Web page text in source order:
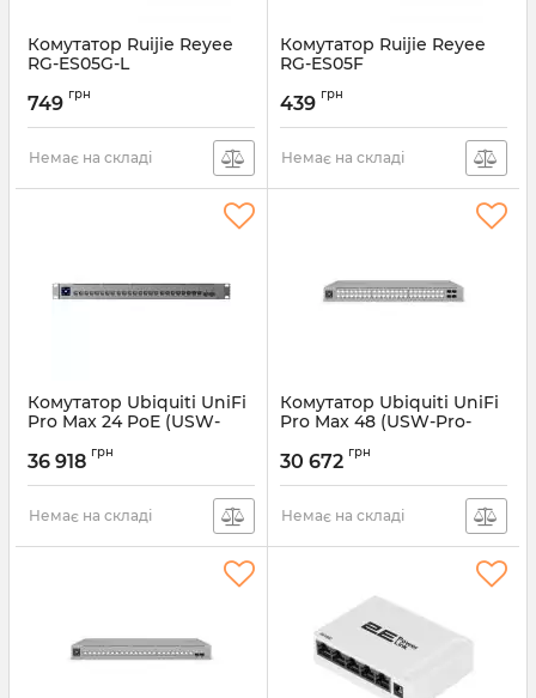
Комутатор Ruijie Reyee
RG-ES05G-L
749 грн
Немає на складі
Комутатор Ruijie Reyee
RG-ES05F
439 грн
Немає на складі
Комутатор Ubiquiti UniFi
Pro Max 24 PoE (USW-
Артикул: USW-Pro-Max-24-PoE
36 918 грн
Немає на складі
Комутатор Ubiquiti UniFi
Pro Max 48 (USW-Pro-
Артикул: USW-Pro-Max-48
30 672 грн
Немає на складі